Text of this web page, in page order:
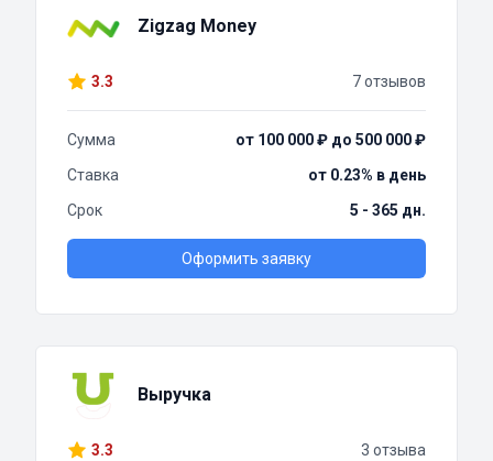
Zigzag Money
3.3 7 отзывов
Сумма
от 100 000 ₽ до 500 000 ₽
Ставка
от 0.23% в день
Срок
5 - 365 дн.
Оформить заявку
Выручка
3.3 3 отзыва